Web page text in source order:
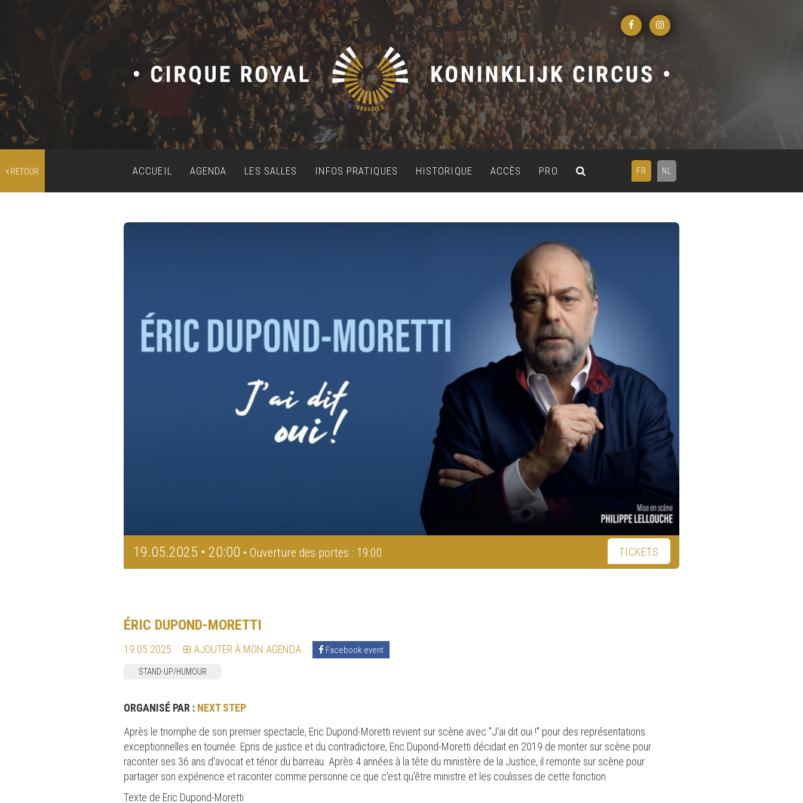
RETOUR FR NL
ACCUEIL AGENDA LES SALLES INFOS PRATIQUES HISTORIQUE ACCÈS PRO
19.05.2025 • 20:00 • Ouverture des portes : 19:00 TICKETS
ÉRIC DUPOND-MORETTI
19.05.2025 AJOUTER À MON AGENDA Facebook event
STAND-UP/HUMOUR
ORGANISÉ PAR : NEXT STEP
Après le triomphe de son premier spectacle, Eric Dupond-Moretti revient sur scène avec "J'ai dit oui !" pour des représentations
exceptionnelles en tournée. Epris de justice et du contradictoire, Eric Dupond-Moretti décidait en 2019 de monter sur scène pour
raconter ses 36 ans d'avocat et ténor du barreau. Après 4 années à la tête du ministère de la Justice, il remonte sur scène pour
partager son expérience et raconter comme personne ce que c'est qu'être ministre et les coulisses de cette fonction.
Texte de Eric Dupond-Moretti